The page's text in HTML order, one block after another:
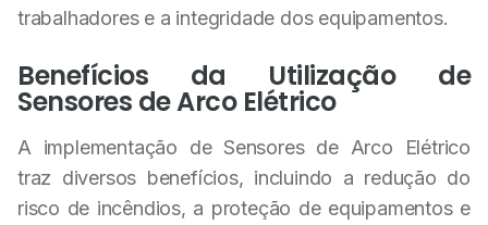
trabalhadores e a integridade dos equipamentos.
Benefícios da Utilização de
Sensores de Arco Elétrico
A implementação de Sensores de Arco Elétrico
traz diversos benefícios, incluindo a redução do
risco de incêndios, a proteção de equipamentos e